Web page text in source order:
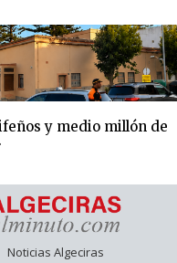
y medio millón de
Noticias Algeciras